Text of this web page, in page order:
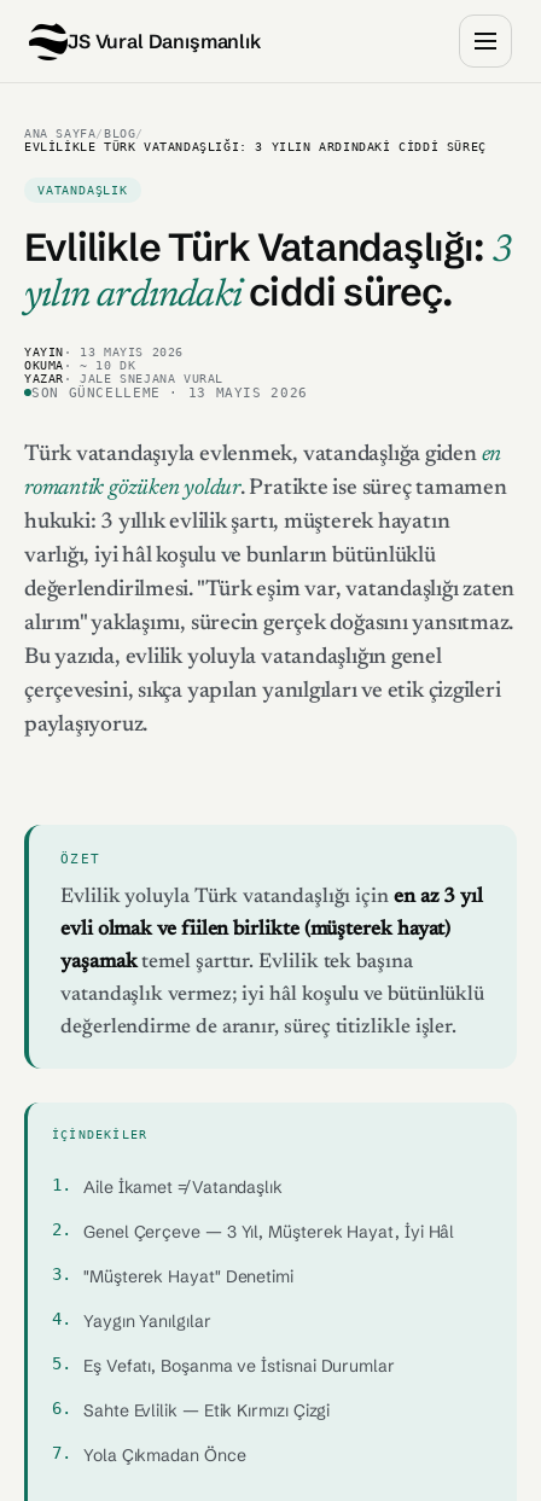
JS Vural Danışmanlık
ANA SAYFA/BLOG/
EVLILIKLE TÜRK VATANDAŞLIĞI: 3 YILIN ARDINDAKI CIDDI SÜREÇ
VATANDAŞLIK
Evlilikle Türk Vatandaşlığı: 3
yılın ardındakiciddi süreç.
YAYIN · 13 MAYIS 2026
OKUMA · ~ 10 DK
YAZAR · JALE SNEJANA VURAL
SON GÜNCELLEME · 13 MAYIS 2026
Türk vatandaşıyla evlenmek, vatandaşlığa giden en
romantik gözüken yoldur. Pratikte ise süreç tamamen
hukuki: 3 yıllık evlilik şartı, müşterek hayatın
varlığı, iyi hâl koşulu ve bunların bütünlüklü
değerlendirilmesi. "Türk eşim var, vatandaşlığı zaten
alırım" yaklaşımı, sürecin gerçek doğasını yansıtmaz.
Bu yazıda, evlilik yoluyla vatandaşlığın genel
çerçevesini, sıkça yapılan yanılgıları ve etik çizgileri
paylaşıyoruz.
ÖZET
Evlilik yoluyla Türk vatandaşlığı için en az 3 yıl
evli olmak ve fiilen birlikte (müşterek hayat)
yaşamaktemel şarttır. Evlilik tek başına
vatandaşlık vermez; iyi hâl koşulu ve bütünlüklü
değerlendirme de aranır, süreç titizlikle işler.
İÇINDEKILER
Aile İkamet ≠ Vatandaşlık
Genel Çerçeve — 3 Yıl, Müşterek Hayat, İyi Hâl
"Müşterek Hayat" Denetimi
Yaygın Yanılgılar
Eş Vefatı, Boşanma ve İstisnai Durumlar
Sahte Evlilik — Etik Kırmızı Çizgi
Yola Çıkmadan Önce